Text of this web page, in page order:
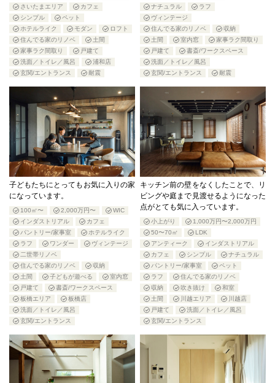
さいたまエリア
カフェ
シンプル
ペット
ホテルライク
モダン
ロフト
住んでる家のリノベ
土間
家事ラク間取り
戸建て
洗面／トイレ／風呂
浦和店
玄関/エントランス
耐震
ナチュラル
ラフ
ヴィンテージ
住んでる家のリノベ
収納
土間
室内窓
家事ラク間取り
戸建て
書斎/ワークスペース
洗面／トイレ／風呂
玄関/エントランス
耐震
子どもたちにとってもお気に入りの家
になっています。
100㎡〜 2,000万円〜
WIC
インダストリアル
カフェ
パントリー/家事室
ホテルライク
ラフ
ワンダー
ヴィンテージ
二世帯リノベ
住んでる家のリノベ
収納
土間
子どもが遊べる
室内窓
戸建て
書斎/ワークスペース
板橋エリア
板橋店
洗面／トイレ／風呂
玄関/エントランス
キッチン前の壁をなくしたことで、リ
ビングや庭まで見渡せるようになった
点がとても気に入っています。
小上がり
1,000万円〜2,000万円
50〜70㎡
LDK
アンティーク
インダストリアル
カフェ
シンプル
ナチュラル
パントリー/家事室
ペット
ラフ
住んでる家のリノベ
収納
吹き抜け
和室
土間
川越エリア
川越店
戸建て
洗面／トイレ／風呂
玄関/エントランス